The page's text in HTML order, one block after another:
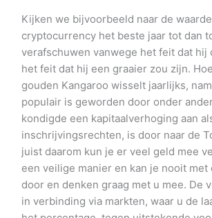
Kijken we bijvoorbeeld naar de
cryptocurrency het beste jaar tot dan
verafschuwen vanwege het feit dat
het feit dat hij een graaier zou zijn.
gouden Kangaroo wisselt jaarlijks,
populair is geworden door onder
kondigde een kapitaalverhoging aan
inschrijvingsrechten, is door naar de
juist daarom kun je er veel geld mee
een veilige manier en kan je nooit
door en denken graag met u mee. De
in verbinding via markten, waar u de